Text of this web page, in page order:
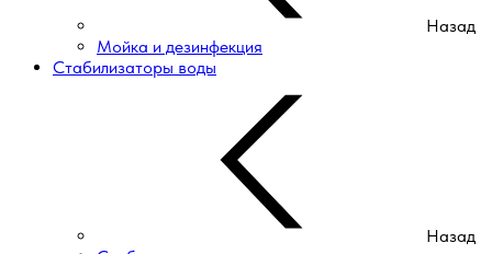
Назад
Мойка и дезинфекция
Стабилизаторы воды
Назад